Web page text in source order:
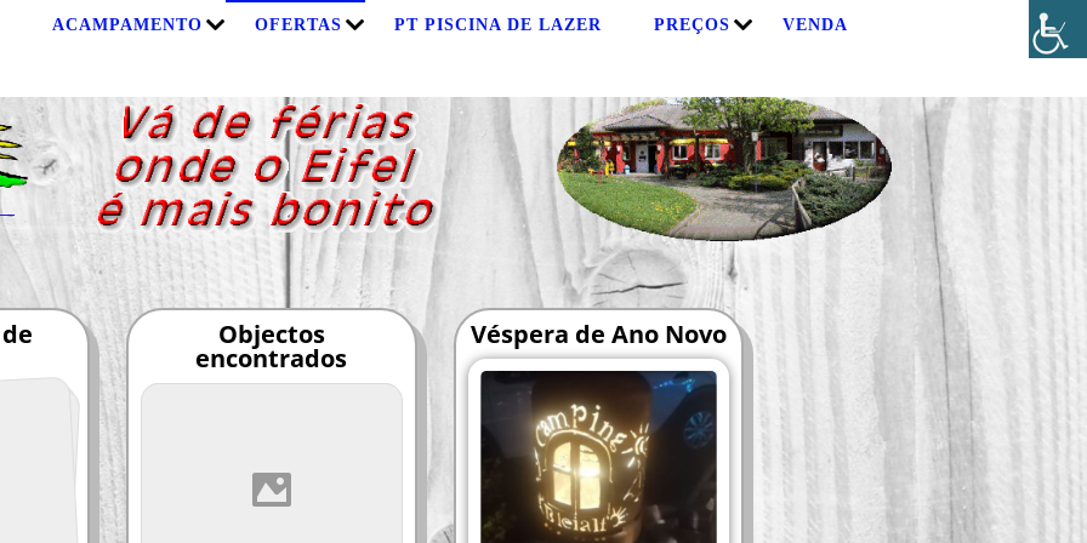
ACAMPAMENTO OFERTAS PT PISCINA DE LAZER PREÇOS VENDA
Objectos
encontrados
Véspera de Ano Novo